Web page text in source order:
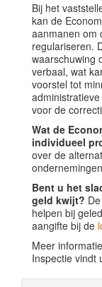
Bij het
kan de
aanmanen om
regulariseren.
waarschuwing
verbaal, wat
voorstel tot
voor de
Wat de
individueel
over de
Bent u het
geld kwijt?
helpen bij
aangifte bij de
Meer
Inspectie vindt